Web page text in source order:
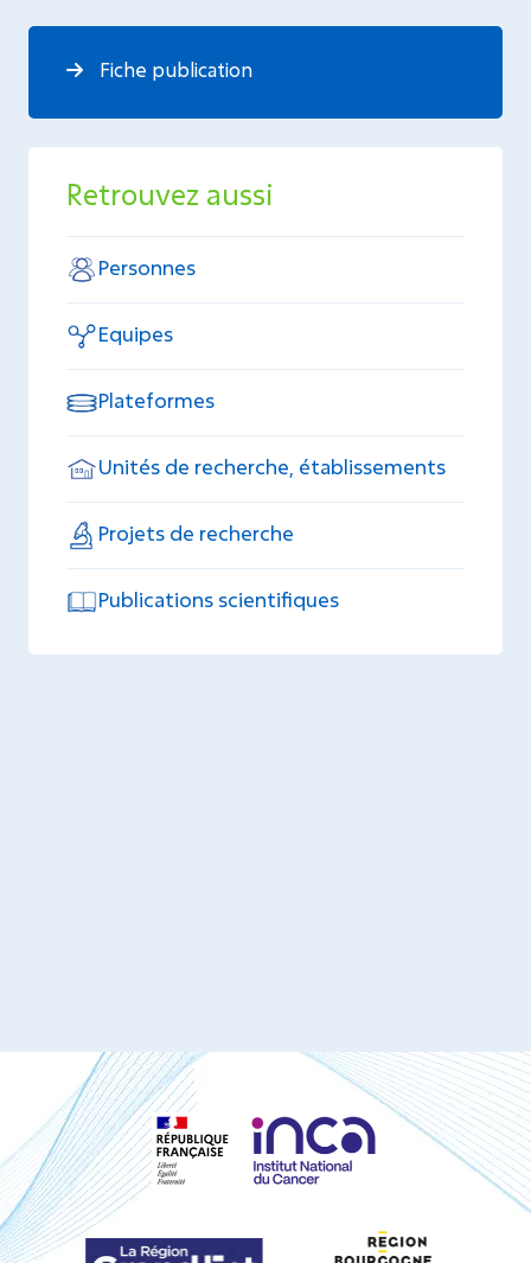
Fiche publication
Retrouvez aussi
Personnes
Equipes
Plateformes
Unités de recherche, établissements
Projets de recherche
Publications scientifiques